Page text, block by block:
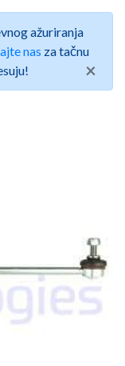
ažuriranja
nas za tačnu
×